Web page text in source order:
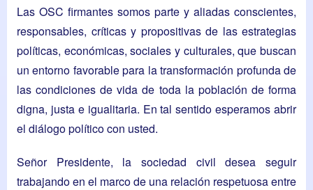
Las OSC firmantes somos parte y aliadas conscientes,
responsables, críticas y propositivas de las estrategias
políticas, económicas, sociales y culturales, que buscan
un entorno favorable para la transformación profunda de
las condiciones de vida de toda la población de forma
digna, justa e igualitaria. En tal sentido esperamos abrir
el diálogo político con usted.
Señor Presidente, la sociedad civil desea seguir
trabajando en el marco de una relación respetuosa entre